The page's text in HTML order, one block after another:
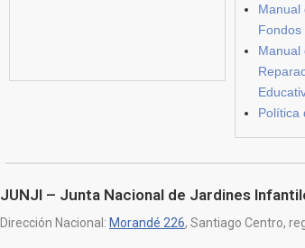
Manual
Fondos
Manual
Política
JUNJI – Junta Nacional de Jardines
Dirección Nacional: Morandé 226, Santiago Centro,